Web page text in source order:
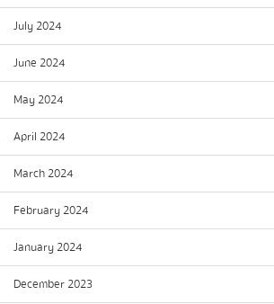
July 2024
June 2024
May 2024
April 2024
March 2024
February 2024
January 2024
December 2023